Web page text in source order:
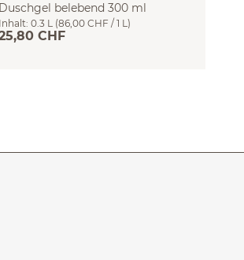
Duschgel belebend 300 ml
Inhalt: 0.3 L (86,00 CHF / 1 L)
CHF